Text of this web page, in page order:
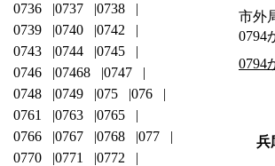
市外
0794
0794
兵
0736
0737
0738
0739
0740
0742
0743
0744
0745
0746
07468
0747
0748
0749 075
076
0761
0763
0765
0766
0767 0768
077
0770
0771
0772